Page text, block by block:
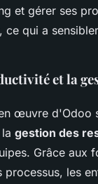
et gérer ses
ce qui a
et la
œuvre d'Odoo
gestion des
Grâce aux
les